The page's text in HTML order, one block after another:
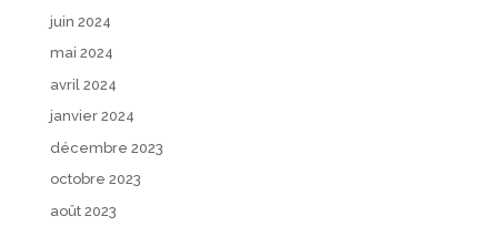
juin 2024
mai 2024
avril 2024
janvier 2024
décembre 2023
octobre 2023
août 2023